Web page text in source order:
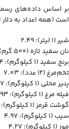
بر اساس داده‌های
است (همه اعداد به دلار
شیر (۱ لیتر): 2.49
نان سفید تازه (۵۰۰ گرم): 3.88
برنج سفید (۱ کیلوگرم): 3.14
تخم‌مرغ (۱۲ عدد): 7.03
پنیر محلی (۱ کیلوگرم): 13.97
فیله مرغ (۱ کیلوگرم): 12.93
گوشت قرمز (۱ کیلوگرم): 20.97
سیب (۱ کیلوگرم): 4.97